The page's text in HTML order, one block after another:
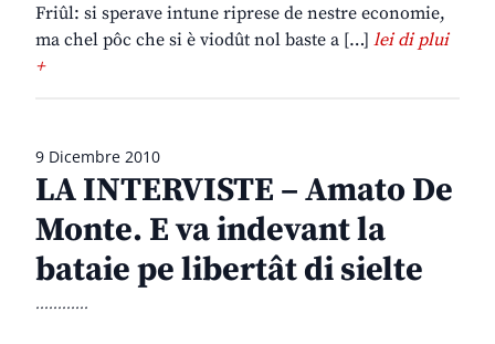
Friûl: si sperave intune riprese de nestre economie,
ma chel pôc che si è viodût nol baste a […] lei di plui
+
9 Dicembre 2010
LA INTERVISTE – Amato De
Monte. E va indevant la
bataie pe libertât di sielte
............